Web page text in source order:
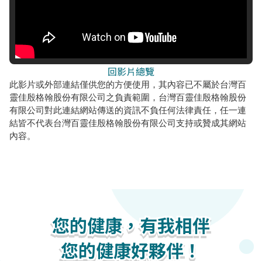
回影片總覽
此影片或外部連結僅供您的方便使用，其內容已不屬於台灣百
靈佳殷格翰股份有限公司之負責範圍，台灣百靈佳殷格翰股份
有限公司對此連結網站傳送的資訊不負任何法律責任，任一連
結皆不代表台灣百靈佳殷格翰股份有限公司支持或贊成其網站
內容。
您的健康，有我相伴
您的健康好夥伴！
您的健康，有我相伴
您的健康好夥伴！
您的健康，有我相伴
您的健康好夥伴！